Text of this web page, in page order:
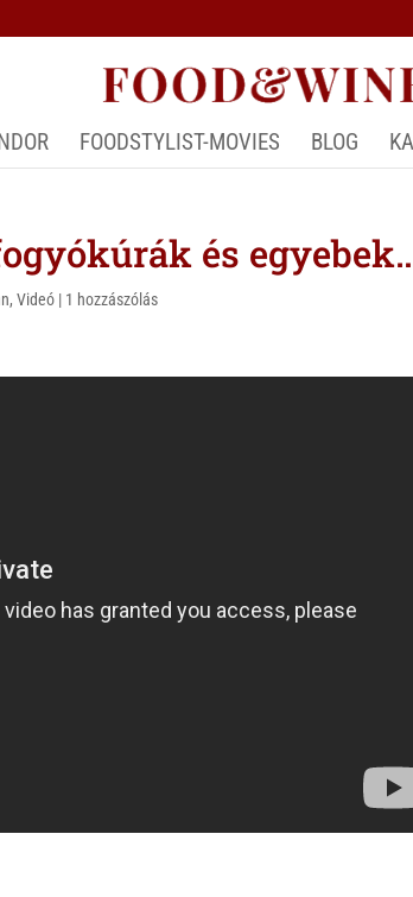
FOODSTYLIST-MOVIES BLOG
és
,Videó | 1 hozzászólás